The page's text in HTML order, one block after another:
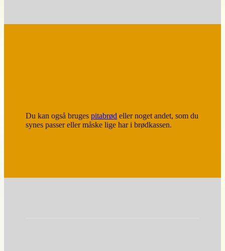
Du kan også brugespitabrød eller noget andet, som du
synes passer eller måske lige har i brødkassen.